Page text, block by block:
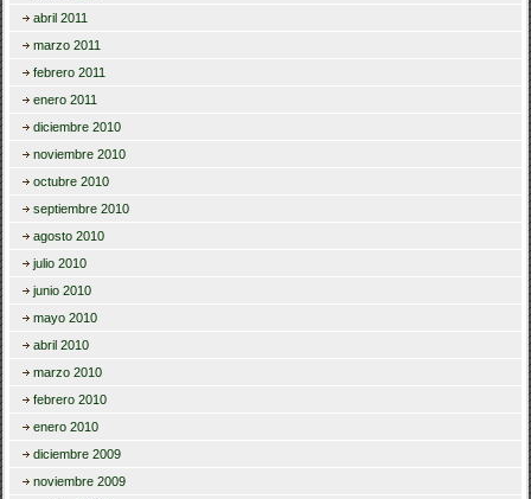
abril 2011
marzo 2011
febrero 2011
enero 2011
diciembre 2010
noviembre 2010
octubre 2010
septiembre 2010
agosto 2010
julio 2010
junio 2010
mayo 2010
abril 2010
marzo 2010
febrero 2010
enero 2010
diciembre 2009
noviembre 2009